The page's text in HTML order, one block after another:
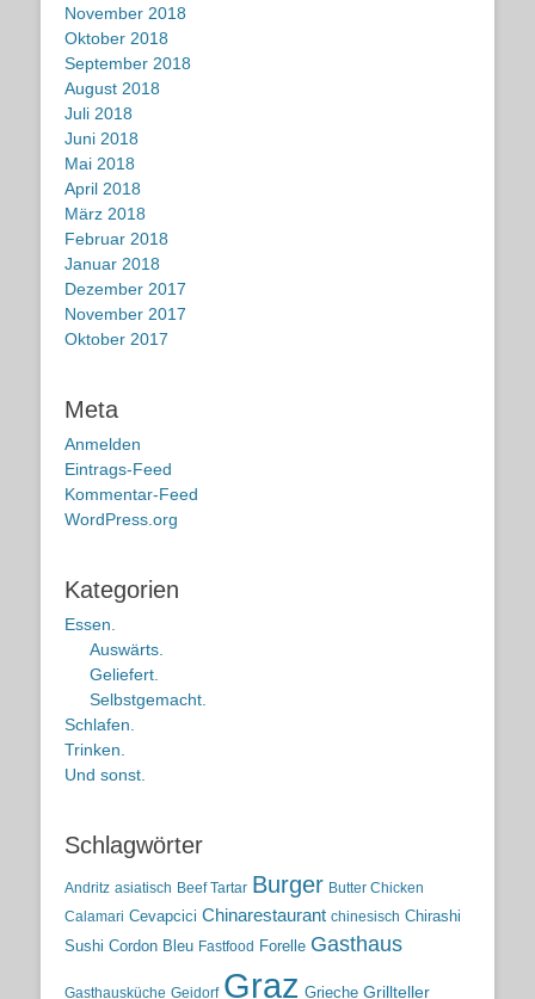
November 2018
Oktober 2018
September 2018
August 2018
Juli 2018
Juni 2018
Mai 2018
April 2018
März 2018
Februar 2018
Januar 2018
Dezember 2017
November 2017
Oktober 2017
Meta
Anmelden
Eintrags-Feed
Kommentar-Feed
WordPress.org
Kategorien
Essen.
Auswärts.
Geliefert.
Selbstgemacht.
Schlafen.
Trinken.
Und sonst.
Schlagwörter
Andritz asiatisch Beef Tartar Burger Butter Chicken
Calamari Cevapcici Chinarestaurant chinesisch Chirashi
Sushi Cordon Bleu Fastfood Forelle Gasthaus
Gasthausküche Geidorf Graz Grieche Grillteller